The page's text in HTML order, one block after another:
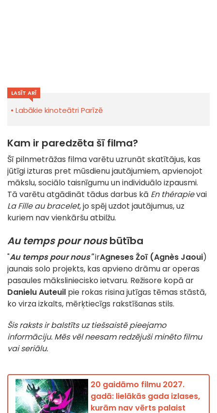
LASĪT ARĪ
Labākie kinoteātri Parīzē
Kam ir paredzēta šī filma?
Šī pilnmetrāžas filma varētu uzrunāt skatītājus, kas
jūtīgi izturas pret mūsdienu jautājumiem, apvienojot
mākslu, sociālo taisnīgumu un individuālo izpausmi.
Tā varētu atgādināt tādus darbus kā En thérapievai
La Fille au bracelet, jo spēj uzdot jautājumus, uz
kuriem nav vienkāršu atbilžu.
Au temps pour nousbūtība
"Au temps pour nous"irAgneses Žoī (Agnès Jaoui)
jaunais solo projekts, kas apvieno drāmu ar operas
pasaules māksliniecisko ietvaru. Režisore kopā ar
Danielu Auteuil pie rokas risina jutīgas tēmas stāstā,
ko virza izkalts, mērķtiecīgs rakstīšanas stils.
Šis raksts ir balstīts uz tiešsaistē pieejamo
informāciju. Mēs vēl neesam redzējuši minēto filmu
vai seriālu.
20 gaidāmo filmu 2027.
gadā: lielākās gada izlases,
kurām nav vērts palaist